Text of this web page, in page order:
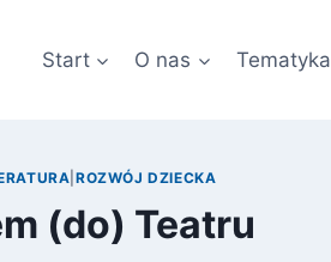
Start O nas Tematyka
|ROZWÓJ DZIECKA
(do) Teatru